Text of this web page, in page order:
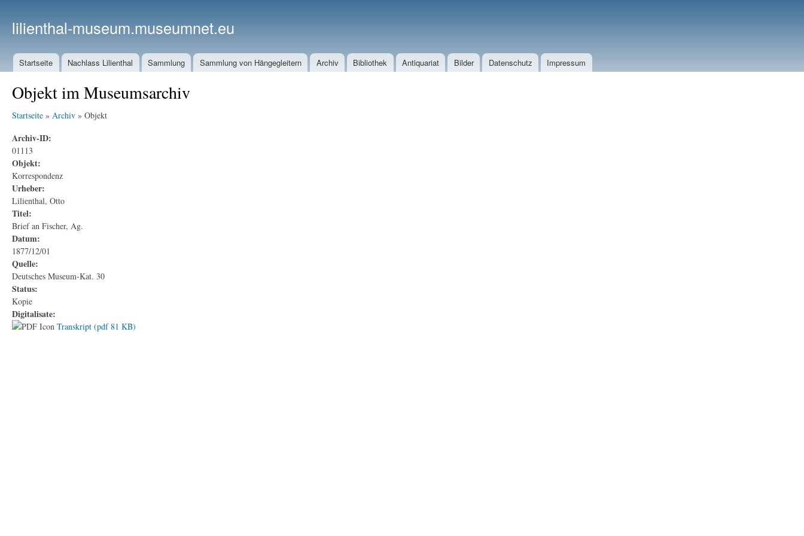
lilienthal-museum.museumnet.eu
Startseite Nachlass Lilienthal Sammlung Sammlung von Hängegleitern Archiv Bibliothek Antiquariat Bilder Datenschutz Impressum
Objekt im Museumsarchiv
Startseite » Archiv » Objekt
Archiv-ID:
01113
Objekt:
Korrespondenz
Urheber:
Lilienthal, Otto
Titel:
Brief an Fischer, Ag.
Datum:
1877/12/01
Quelle:
Deutsches Museum-Kat. 30
Status:
Kopie
Digitalisate:
Transkript (pdf 81 KB)